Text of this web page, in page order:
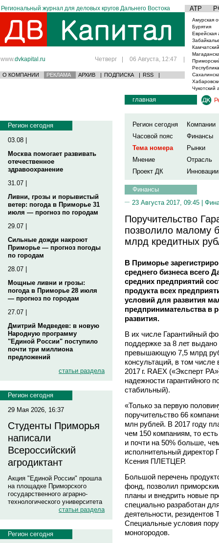
Региональный журнал для деловых кругов Дальнего Востока АТР
www.dvkapital.ru Четверг | 06 Августа, 12:47 |
О КОМПАНИИ РЕКЛАМА АРХИВ | ПОДПИСКА | RSS |
Амурская
Бурятия
Еврейская
Чукотский
Регион сегодня
03.08 |
Москва помогает развивать
отечественное
здравоохранение
31.07 |
Ливни, грозы и порывистый
ветер: погода в Приморье 31
июля — прогноз по городам
29.07 |
Сильные дожди накроют
Приморье — прогноз погоды
по городам
28.07 |
Мощные ливни и грозы:
погода в Приморье 28 июля
— прогноз по городам
27.07 |
Дмитрий Медведев: в новую
Народную программу
"Единой России" поступило
почти три миллиона
предложений
статьи раздела
Регион сегодня
29 Мая 2026, 16:37
Студенты Приморья
написали
Всероссийский
агродиктант
Акция "Единой России" прошла
на площадке Приморского
государственного аграрно-
технологического университета
статьи раздела
Регион сегодня
главная
Регион сегодня
Компании
Часовой пояс
Финансы
Тема номера
Рынки
Мнение
Отрасль
Проект ДК
Инновации
Финансы
23 Августа 2017, 09:45 |
Поручительство
позволило малому
млрд кредитных
В Приморье
среднего бизнеса всего
средних предприятий
продукта всех
условий для развития
предпринимательства в
развития.
В их числе Гарантийный
поддержке за 8 лет
превышающую 7,5 млрд
консультаций, в том
2017 г. RAEX («Эксперт
надежности гарантийного
стабильный).
«Только за первую
поручительство 66
млн рублей. В 2017 году
чем 150 компаниям, то
и почти на 50% больше,
исполнительный директор
Ксения ПЛЕТЦЕР.
Большой перечень
фонд, позволил
планы и внедрить новые
специально разработан
деятельности, резидентов
Специальные условия
моногородов.